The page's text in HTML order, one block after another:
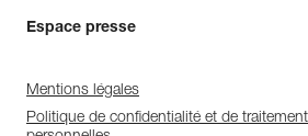
Espace presse
Mentions légales
Politique de confidentialité et de